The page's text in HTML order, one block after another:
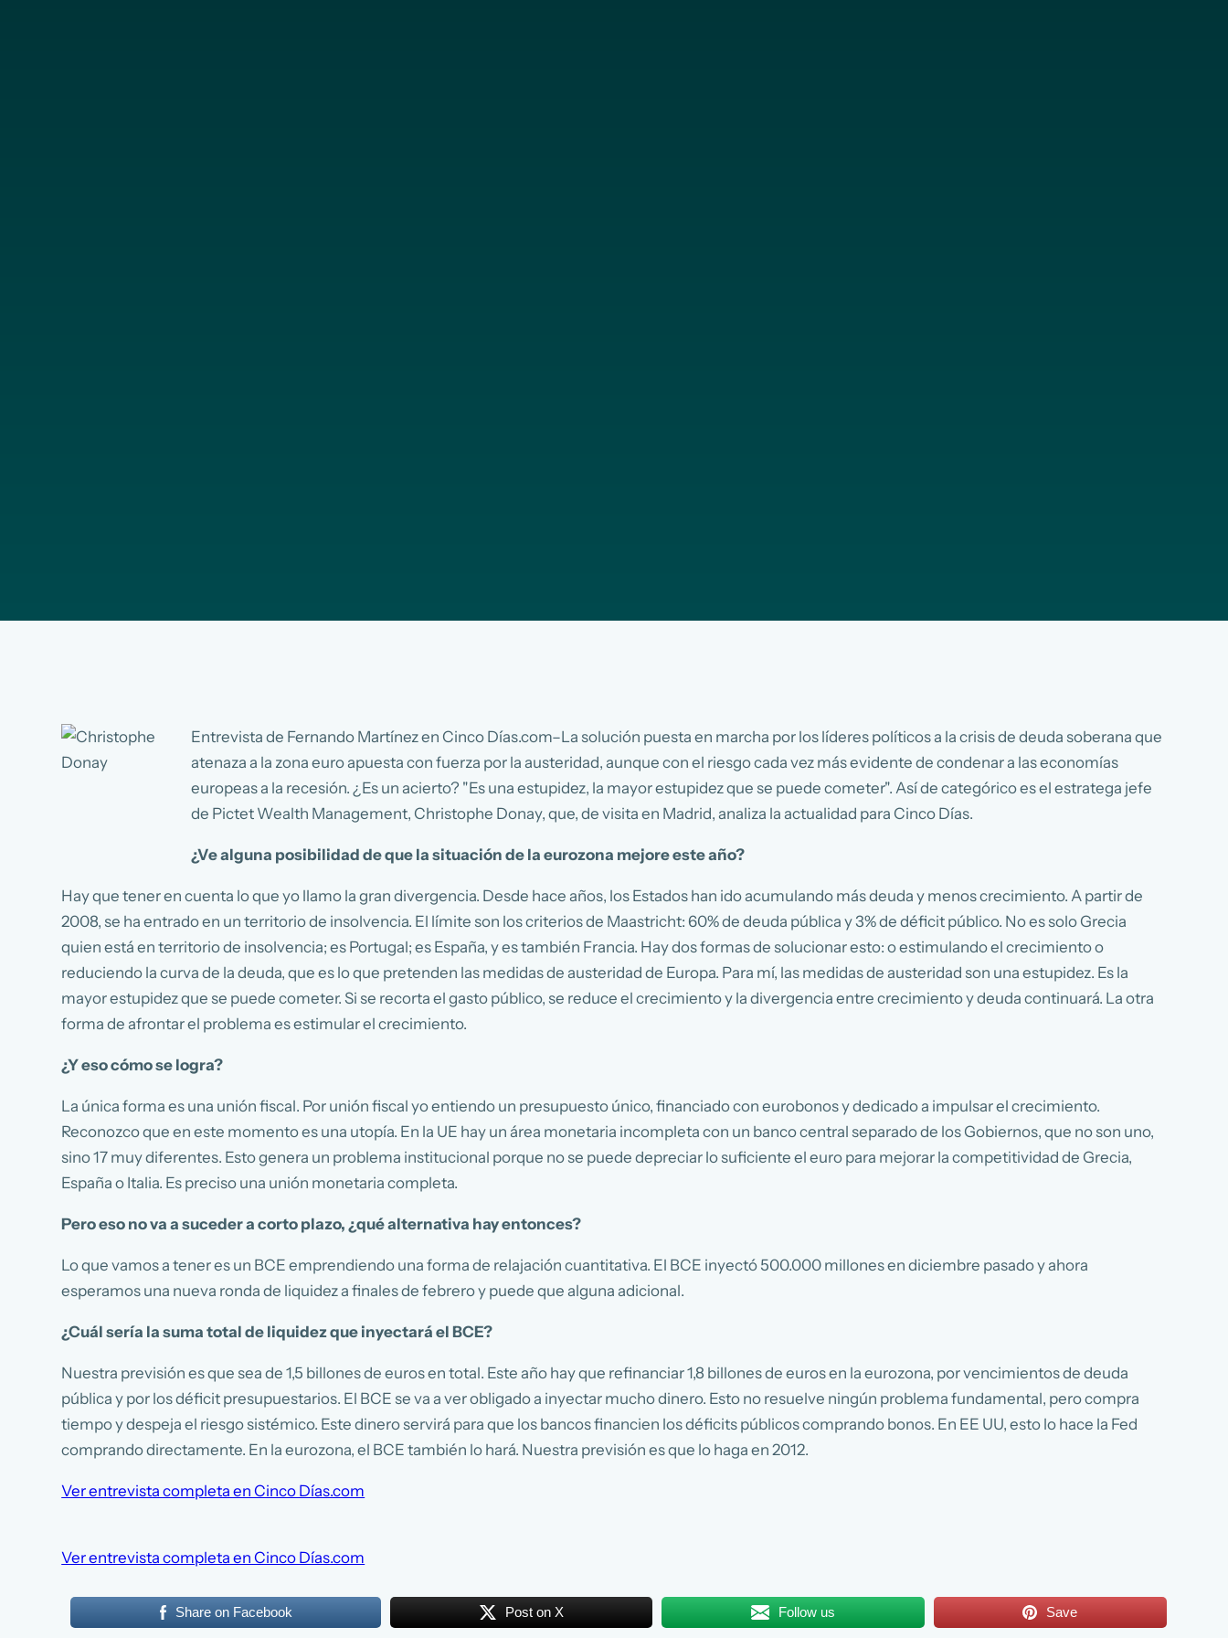
Entrevista de Fernando Martínez en Cinco Días.com–La solución puesta en marcha por los líderes políticos a la crisis de deuda soberana que
atenaza a la zona euro apuesta con fuerza por la austeridad, aunque con el riesgo cada vez más evidente de condenar a las economías
europeas a la recesión. ¿Es un acierto? "Es una estupidez, la mayor estupidez que se puede cometer". Así de categórico es el estratega jefe
de Pictet Wealth Management, Christophe Donay, que, de visita en Madrid, analiza la actualidad para Cinco Días.
¿Ve alguna posibilidad de que la situación de la eurozona mejore este año?
Hay que tener en cuenta lo que yo llamo la gran divergencia. Desde hace años, los Estados han ido acumulando más deuda y menos crecimiento. A partir de
2008, se ha entrado en un territorio de insolvencia. El límite son los criterios de Maastricht: 60% de deuda pública y 3% de déficit público. No es solo Grecia
quien está en territorio de insolvencia; es Portugal; es España, y es también Francia. Hay dos formas de solucionar esto: o estimulando el crecimiento o
reduciendo la curva de la deuda, que es lo que pretenden las medidas de austeridad de Europa. Para mí, las medidas de austeridad son una estupidez. Es la
mayor estupidez que se puede cometer. Si se recorta el gasto público, se reduce el crecimiento y la divergencia entre crecimiento y deuda continuará. La otra
forma de afrontar el problema es estimular el crecimiento.
¿Y eso cómo se logra?
La única forma es una unión fiscal. Por unión fiscal yo entiendo un presupuesto único, financiado con eurobonos y dedicado a impulsar el crecimiento.
Reconozco que en este momento es una utopía. En la UE hay un área monetaria incompleta con un banco central separado de los Gobiernos, que no son uno,
sino 17 muy diferentes. Esto genera un problema institucional porque no se puede depreciar lo suficiente el euro para mejorar la competitividad de Grecia,
España o Italia. Es preciso una unión monetaria completa.
Pero eso no va a suceder a corto plazo, ¿qué alternativa hay entonces?
Lo que vamos a tener es un BCE emprendiendo una forma de relajación cuantitativa. El BCE inyectó 500.000 millones en diciembre pasado y ahora
esperamos una nueva ronda de liquidez a finales de febrero y puede que alguna adicional.
¿Cuál sería la suma total de liquidez que inyectará el BCE?
Nuestra previsión es que sea de 1,5 billones de euros en total. Este año hay que refinanciar 1,8 billones de euros en la eurozona, por vencimientos de deuda
pública y por los déficit presupuestarios. El BCE se va a ver obligado a inyectar mucho dinero. Esto no resuelve ningún problema fundamental, pero compra
tiempo y despeja el riesgo sistémico. Este dinero servirá para que los bancos financien los déficits públicos comprando bonos. En EE UU, esto lo hace la Fed
comprando directamente. En la eurozona, el BCE también lo hará. Nuestra previsión es que lo haga en 2012.
Ver entrevista completa en Cinco Días.com
Ver entrevista completa en Cinco Días.com
Share on Facebook Post on X Follow us Save